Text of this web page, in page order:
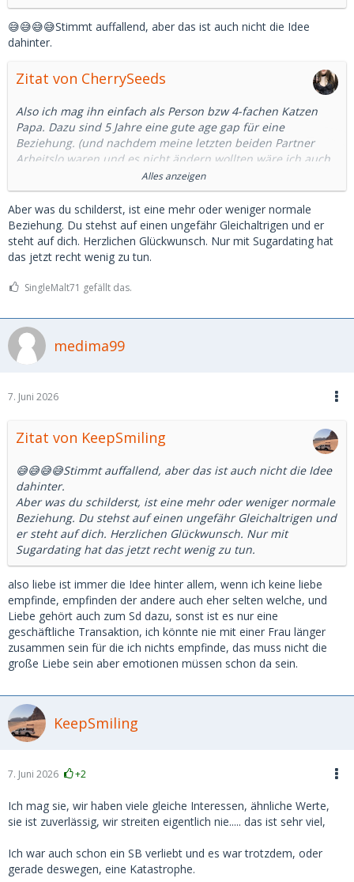
😅😅😅😅Stimmt auffallend, aber das ist auch nicht die Idee
dahinter.
Zitat von CherrySeeds
Also ich mag ihn einfach als Person bzw 4-fachen Katzen
Papa. Dazu sind 5 Jahre eine gute age gap für eine
Beziehung. (und nachdem meine letzten beiden Partner
Arbeitslo waren und es nicht ändern wollten wäre ich auch
mit einem Durchschnittlich verdienenden Mann mehr als
glücklich. Auf der Seite war ich eigentlich nur um was neues
zu probieren)
Bei einem 20 Jahre älteren weiß ich jedenfalls wir er mich
sicherlich nicht mag weil ich so unglaublich "reif für mein
Alter" bin, sondern es eher am "unverbrauchten" Körper
undder Jugendlichen Naivität liegt. Genauso wie sich einige
(Der Vergleich ist tatsächlich öfters gefallen).
Weswegen da beide Parteien einfach nur ihre Vorteile raus
nehmen bis sich die Wege trennen : )
wie sein vorheriges SB nach 2 Jahren Gefühle entwickelt
hat. Laut ihm wären realistisch gesehen Kinder ja doch eher
schwierig und sie würde später ihr jungen Jahre an ihm mit
Da muss man doch für sich selbst abwägen wie weit man
das möchte.
Alles anzeigen
Aber was du schilderst, ist eine mehr oder weniger normale
Beziehung. Du stehst auf einen ungefähr Gleichaltrigen und er
steht auf dich. Herzlichen Glückwunsch. Nur mit Sugardating hat
das jetzt recht wenig zu tun.
SingleMalt71 gefällt das.
medima99
7. Juni 2026
Zitat von KeepSmiling
😅😅😅😅Stimmt auffallend, aber das ist auch nicht die Idee
dahinter.
Aber was du schilderst, ist eine mehr oder weniger normale
Beziehung. Du stehst auf einen ungefähr Gleichaltrigen und
er steht auf dich. Herzlichen Glückwunsch. Nur mit
Sugardating hat das jetzt recht wenig zu tun.
also liebe ist immer die Idee hinter allem, wenn ich keine liebe
empfinde, empfinden der andere auch eher selten welche, und
Liebe gehört auch zum Sd dazu, sonst ist es nur eine
geschäftliche Transaktion, ich könnte nie mit einer Frau länger
zusammen sein für die ich nichts empfinde, das muss nicht die
große Liebe sein aber emotionen müssen schon da sein.
KeepSmiling
7. Juni 2026 +2
Ich mag sie, wir haben viele gleiche Interessen, ähnliche Werte,
sie ist zuverlässig, wir streiten eigentlich nie..... das ist sehr viel,
Ich war auch schon ein SB verliebt und es war trotzdem, oder
gerade deswegen, eine Katastrophe.